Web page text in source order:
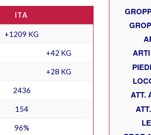
ITA
+1209 KG
+42 KG
+28 KG
2436
154
96%